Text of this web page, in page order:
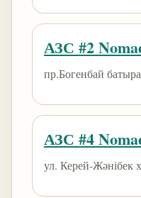
АЗС #2
пр.Богенбай
АЗС #4
ул. Керей-Жәнібек